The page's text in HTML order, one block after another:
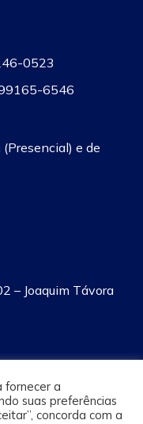
0523
6546
e de
– Joaquim Távora
fornecer a
suas preferências
concorda com a